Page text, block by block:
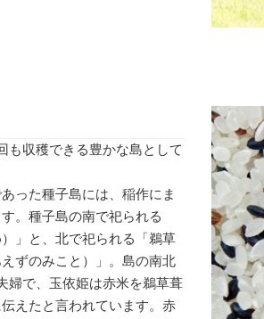
も収穫できる豊かな島として
った種子島には、稲作にま
。種子島の南で祀られる
）」と、北で祀られる「鵜草
ずのみこと）」。島の南北
婦で、玉依姫は赤米を鵜草葺
えたと言われています。赤